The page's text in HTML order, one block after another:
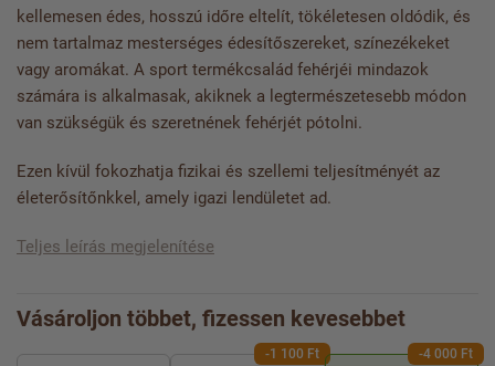
kellemesen édes, hosszú időre eltelít, tökéletesen oldódik, és
nem tartalmaz mesterséges édesítőszereket, színezékeket
vagy aromákat. A sport termékcsalád fehérjéi mindazok
számára is alkalmasak, akiknek a legtermészetesebb módon
van szükségük és szeretnének fehérjét pótolni.
Ezen kívül fokozhatja fizikai és szellemi teljesítményét az
életerősítőnkkel, amely igazi lendületet ad.
Teljes leírás megjelenítése
Vásároljon többet, fizessen kevesebbet
-1 100 Ft -4 000 Ft